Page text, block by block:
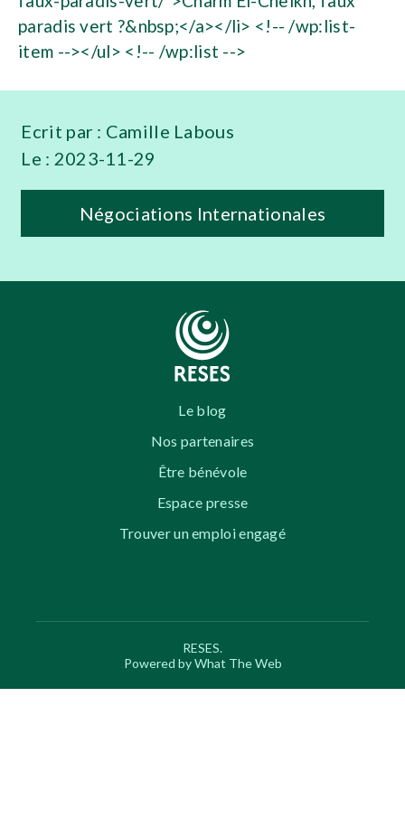
Ecrit par : Camille Labous
Le : 2023-11-29
Négociations Internationales
Le blog
Nos partenaires
Être bénévole
Espace presse
Trouver un emploi engagé
RESES.
Powered by What The Web